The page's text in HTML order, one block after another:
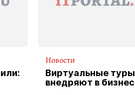
Новости
Виртуальные туры
внедряют в бизнес